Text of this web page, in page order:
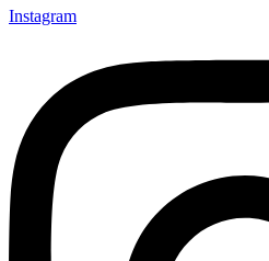
Instagram